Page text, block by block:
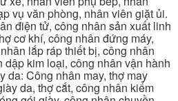
vụ văn phòng, nhân viên giặt ủi.
điện tử, công nhân sản xuất linh
cơ khí, công nhân đứng máy,
lắp ráp thiết bị, công nhân
kim loại, công nhân vận hành
da: Công nhân may, thợ may
da, thợ cắt, công nhân kiểm